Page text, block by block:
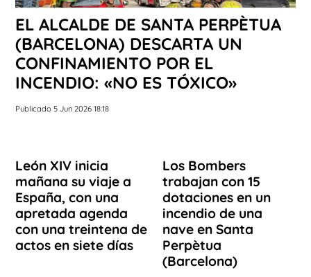
EL ALCALDE DE SANTA PERPÈTUA
(BARCELONA) DESCARTA UN
CONFINAMIENTO POR EL
INCENDIO: «NO ES TÓXICO»
Publicado 5 Jun 2026 18:18
León XIV inicia
mañana su viaje a
España, con una
apretada agenda
con una treintena de
actos en siete días
Los Bombers
trabajan con 15
dotaciones en un
incendio de una
nave en Santa
Perpètua
(Barcelona)